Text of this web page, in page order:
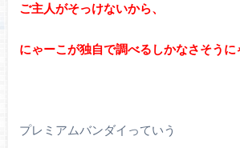
ご主人がそっけないから、
にゃーこが独自で調べるしかなさそうに
プレミアムバンダイっていう